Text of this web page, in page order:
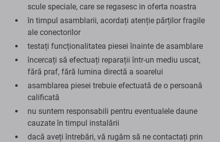
scule speciale, care se regasesc in oferta noastra
în timpul asamblarii, acordați atenție părților fragile
ale conectorilor
testați funcționalitatea piesei înainte de asamblare
încercați să efectuați reparații într-un mediu uscat,
fără praf, fără lumina directă a soarelui
asamblarea piesei trebuie efectuată de o persoană
calificată
nu suntem responsabili pentru eventualele daune
cauzate în timpul instalării
dacă aveți întrebări, vă rugăm să ne contactați prin